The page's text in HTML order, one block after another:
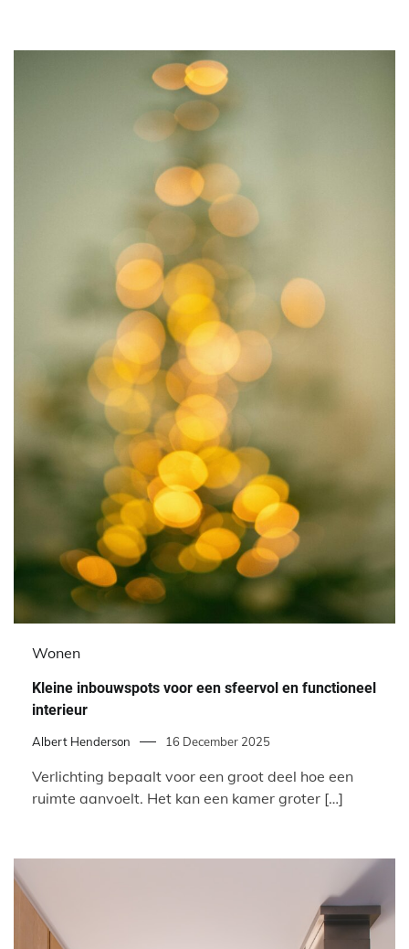
Wonen
Kleine inbouwspots voor een sfeervol en functioneel
interieur
Albert Henderson 16 December 2025
Verlichting bepaalt voor een groot deel hoe een
ruimte aanvoelt. Het kan een kamer groter […]